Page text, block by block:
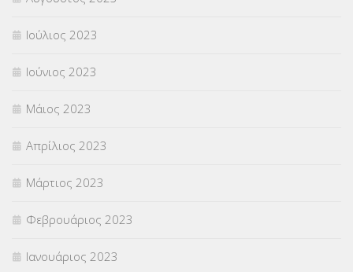
Ιούλιος 2023
Ιούνιος 2023
Μάιος 2023
Απρίλιος 2023
Μάρτιος 2023
Φεβρουάριος 2023
Ιανουάριος 2023